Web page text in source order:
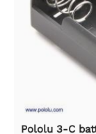
Pololu 3-C